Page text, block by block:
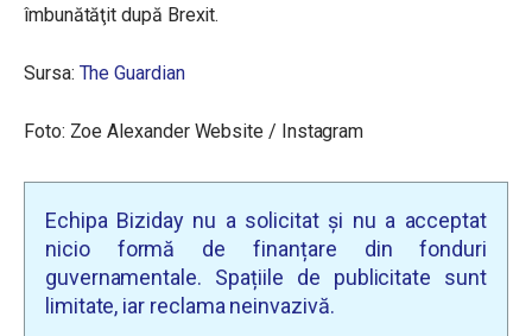
îmbunătăţit după Brexit.
Sursa: The Guardian
Foto: Zoe Alexander Website / Instagram
Echipa Biziday nu a solicitat și nu a acceptat
nicio formă de finanțare din fonduri
guvernamentale. Spațiile de publicitate sunt
limitate, iar reclama neinvazivă.